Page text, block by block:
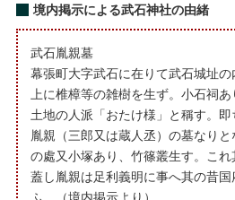
境内掲示による武石神社の由緒
武石胤親墓
幕張町大字武石に在りて武石城址
上に椎樟等の雑樹を生ず。小石祠あ
土地の人派「おたけ様」と稱す。
胤親（三郎又は蔵人丞）の墓なり
の處又小塚あり、竹篠叢生す。これ
蓋し胤親は足利義明に事へ其の昔